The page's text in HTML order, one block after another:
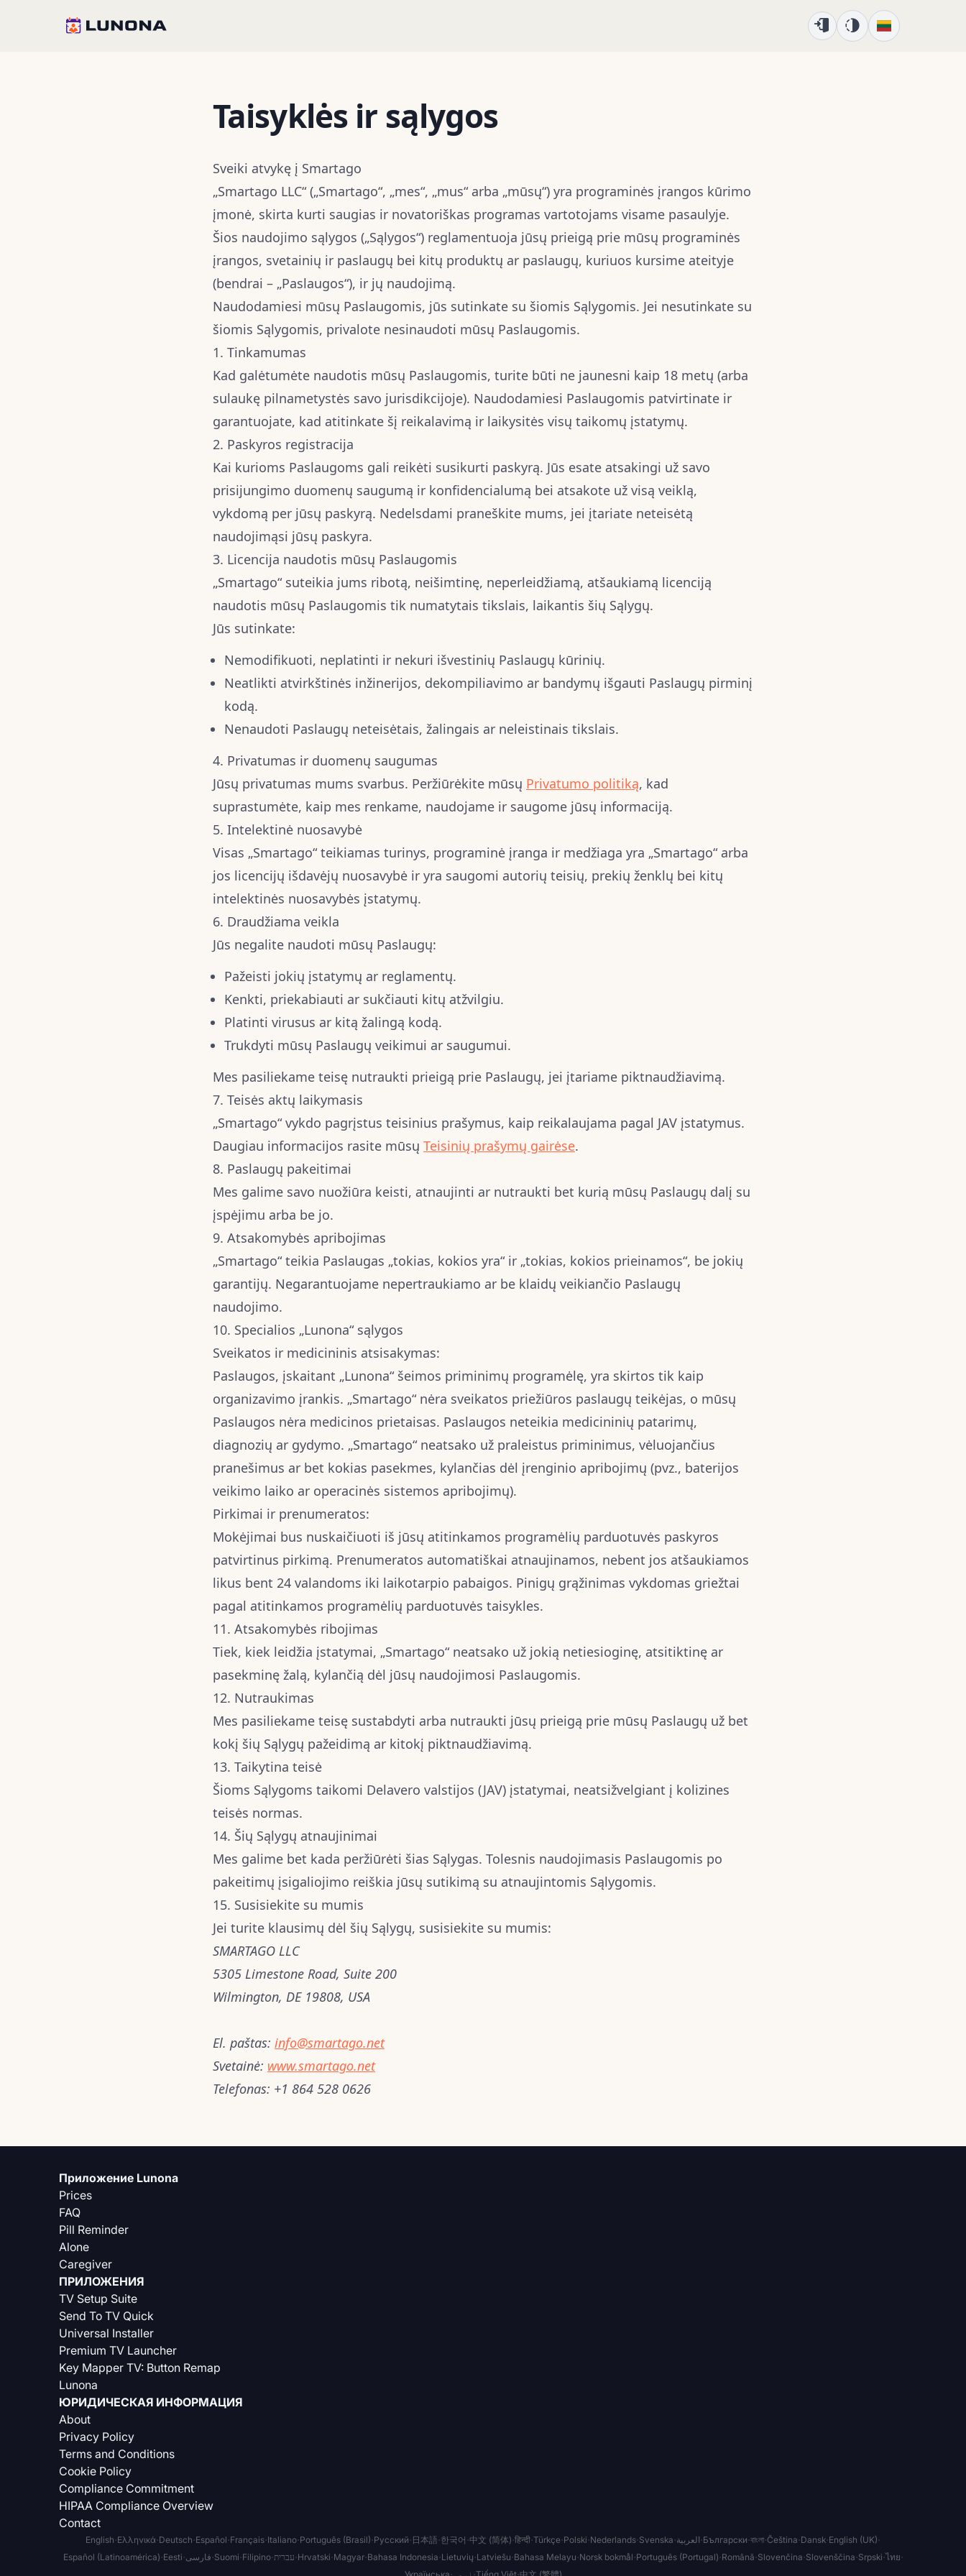
Taisyklės ir sąlygos
Sveiki atvykę į Smartago
„Smartago LLC“ („Smartago“, „mes“, „mus“ arba „mūsų“) yra programinės įrangos kūrimo
įmonė, skirta kurti saugias ir novatoriškas programas vartotojams visame pasaulyje.
Šios naudojimo sąlygos („Sąlygos“) reglamentuoja jūsų prieigą prie mūsų programinės
įrangos, svetainių ir paslaugų bei kitų produktų ar paslaugų, kuriuos kursime ateityje
(bendrai – „Paslaugos“), ir jų naudojimą.
Naudodamiesi mūsų Paslaugomis, jūs sutinkate su šiomis Sąlygomis. Jei nesutinkate su
šiomis Sąlygomis, privalote nesinaudoti mūsų Paslaugomis.
1. Tinkamumas
Kad galėtumėte naudotis mūsų Paslaugomis, turite būti ne jaunesni kaip 18 metų (arba
sulaukę pilnametystės savo jurisdikcijoje). Naudodamiesi Paslaugomis patvirtinate ir
garantuojate, kad atitinkate šį reikalavimą ir laikysitės visų taikomų įstatymų.
2. Paskyros registracija
Kai kurioms Paslaugoms gali reikėti susikurti paskyrą. Jūs esate atsakingi už savo
prisijungimo duomenų saugumą ir konfidencialumą bei atsakote už visą veiklą,
vykdomą per jūsų paskyrą. Nedelsdami praneškite mums, jei įtariate neteisėtą
naudojimąsi jūsų paskyra.
3. Licencija naudotis mūsų Paslaugomis
„Smartago“ suteikia jums ribotą, neišimtinę, neperleidžiamą, atšaukiamą licenciją
naudotis mūsų Paslaugomis tik numatytais tikslais, laikantis šių Sąlygų.
Jūs sutinkate:
Nemodifikuoti, neplatinti ir nekuri išvestinių Paslaugų kūrinių.
Neatlikti atvirkštinės inžinerijos, dekompiliavimo ar bandymų išgauti Paslaugų pirminį
kodą.
Nenaudoti Paslaugų neteisėtais, žalingais ar neleistinais tikslais.
4. Privatumas ir duomenų saugumas
Jūsų privatumas mums svarbus. Peržiūrėkite mūsų Privatumo politiką, kad
suprastumėte, kaip mes renkame, naudojame ir saugome jūsų informaciją.
5. Intelektinė nuosavybė
Visas „Smartago“ teikiamas turinys, programinė įranga ir medžiaga yra „Smartago“ arba
jos licencijų išdavėjų nuosavybė ir yra saugomi autorių teisių, prekių ženklų bei kitų
intelektinės nuosavybės įstatymų.
6. Draudžiama veikla
Jūs negalite naudoti mūsų Paslaugų:
Pažeisti jokių įstatymų ar reglamentų.
Kenkti, priekabiauti ar sukčiauti kitų atžvilgiu.
Platinti virusus ar kitą žalingą kodą.
Trukdyti mūsų Paslaugų veikimui ar saugumui.
Mes pasiliekame teisę nutraukti prieigą prie Paslaugų, jei įtariame piktnaudžiavimą.
7. Teisės aktų laikymasis
„Smartago“ vykdo pagrįstus teisinius prašymus, kaip reikalaujama pagal JAV įstatymus.
Daugiau informacijos rasite mūsų Teisinių prašymų gairėse.
8. Paslaugų pakeitimai
Mes galime savo nuožiūra keisti, atnaujinti ar nutraukti bet kurią mūsų Paslaugų dalį su
įspėjimu arba be jo.
9. Atsakomybės apribojimas
„Smartago“ teikia Paslaugas „tokias, kokios yra“ ir „tokias, kokios prieinamos“, be jokių
garantijų. Negarantuojame nepertraukiamo ar be klaidų veikiančio Paslaugų
naudojimo.
10. Specialios „Lunona“ sąlygos
Sveikatos ir medicininis atsisakymas:
Paslaugos, įskaitant „Lunona“ šeimos priminimų programėlę, yra skirtos tik kaip
organizavimo įrankis. „Smartago“ nėra sveikatos priežiūros paslaugų teikėjas, o mūsų
Paslaugos nėra medicinos prietaisas. Paslaugos neteikia medicininių patarimų,
diagnozių ar gydymo. „Smartago“ neatsako už praleistus priminimus, vėluojančius
pranešimus ar bet kokias pasekmes, kylančias dėl įrenginio apribojimų (pvz., baterijos
veikimo laiko ar operacinės sistemos apribojimų).
Pirkimai ir prenumeratos:
Mokėjimai bus nuskaičiuoti iš jūsų atitinkamos programėlių parduotuvės paskyros
patvirtinus pirkimą. Prenumeratos automatiškai atnaujinamos, nebent jos atšaukiamos
likus bent 24 valandoms iki laikotarpio pabaigos. Pinigų grąžinimas vykdomas griežtai
pagal atitinkamos programėlių parduotuvės taisykles.
11. Atsakomybės ribojimas
Tiek, kiek leidžia įstatymai, „Smartago“ neatsako už jokią netiesioginę, atsitiktinę ar
pasekminę žalą, kylančią dėl jūsų naudojimosi Paslaugomis.
12. Nutraukimas
Mes pasiliekame teisę sustabdyti arba nutraukti jūsų prieigą prie mūsų Paslaugų už bet
kokį šių Sąlygų pažeidimą ar kitokį piktnaudžiavimą.
13. Taikytina teisė
Šioms Sąlygoms taikomi Delavero valstijos (JAV) įstatymai, neatsižvelgiant į kolizines
teisės normas.
14. Šių Sąlygų atnaujinimai
Mes galime bet kada peržiūrėti šias Sąlygas. Tolesnis naudojimasis Paslaugomis po
pakeitimų įsigaliojimo reiškia jūsų sutikimą su atnaujintomis Sąlygomis.
15. Susisiekite su mumis
Jei turite klausimų dėl šių Sąlygų, susisiekite su mumis:
SMARTAGO LLC
5305 Limestone Road, Suite 200
Wilmington, DE 19808, USA
El. paštas: info@smartago.net
Svetainė: www.smartago.net
Telefonas: +1 864 528 0626
Приложение Lunona
Prices
FAQ
Pill Reminder
Alone
Caregiver
ПРИЛОЖЕНИЯ
TV Setup Suite
Send To TV Quick
Universal Installer
Premium TV Launcher
Key Mapper TV: Button Remap
Lunona
ЮРИДИЧЕСКАЯ ИНФОРМАЦИЯ
About
Privacy Policy
Terms and Conditions
Cookie Policy
Compliance Commitment
HIPAA Compliance Overview
Contact
English ·Ελληνικά ·Deutsch ·Español ·Français·Italiano·Português (Brasil) ·Русский · 日本語 ·한국어 ·中文 (简体) ·हिन्दी·Türkçe ·Polski ·Nederlands·Svenska ·العربية ·Български ·বাংলা·Čeština ·Dansk·English (UK) ·
Español (Latinoamérica) ·Eesti ·فارسی ·Suomi ·Filipino·עברית ·Hrvatski ·Magyar·Bahasa Indonesia ·Lietuvių ·Latviešu ·Bahasa Melayu ·Norsk bokmål ·Português (Portugal) ·Română ·Slovenčina ·Slovenščina ·Srpski ·ไทย ·